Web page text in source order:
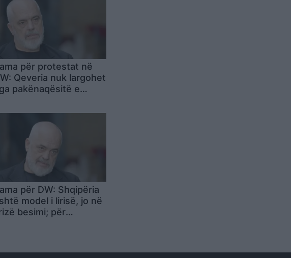
për protestat në
Qeveria nuk largohet
pakënaqësitë e
për DW: Shqipëria
model i lirisë, jo në
besimi; për